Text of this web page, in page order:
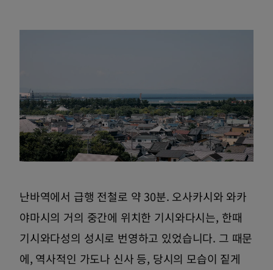
난바역에서 급행 전철로 약 30분. 오사카시와 와카
야마시의 거의 중간에 위치한 기시와다시는, 한때
기시와다성의 성시로 번영하고 있었습니다. 그 때문
에, 역사적인 가도나 신사 등, 당시의 모습이 짙게